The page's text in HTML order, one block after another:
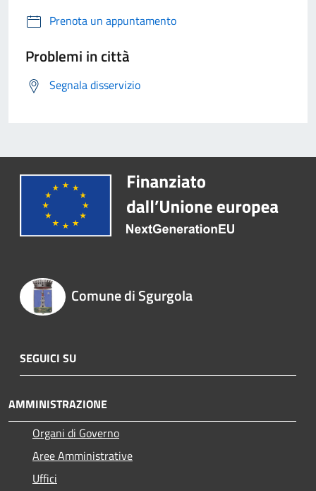
Prenota un appuntamento
Problemi in città
Segnala disservizio
Comune di Sgurgola
SEGUICI SU
AMMINISTRAZIONE
Organi di Governo
Aree Amministrative
Uffici